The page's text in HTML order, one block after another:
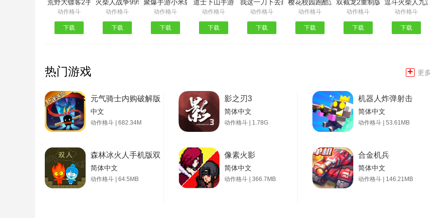
荒野大镖客2手机版
动作格斗
下载
火柴人战争999999钻999999金币99999人皮肤版
动作格斗
下载
聚爆手游小米版
动作格斗
下载
道士下山手游
动作格斗
下载
我这一刀下去最新版
动作格斗
下载
樱花校园跑酷派对
动作格斗
下载
双截龙2重制版
动作格斗
下载
逗斗火柴人九游
动作格斗
下载
热门游戏 + 更多
元气骑士内购破解版
中文
动作格斗 | 682.34M
影之刃3
简体中文
动作格斗 | 1.78G
机器人炸弹射击
简体中文
动作格斗 | 53.61MB
森林冰火人手机版双人版
简体中文
动作格斗 | 64.5MB
像素火影
简体中文
动作格斗 | 366.7MB
合金机兵
简体中文
动作格斗 | 146.21MB